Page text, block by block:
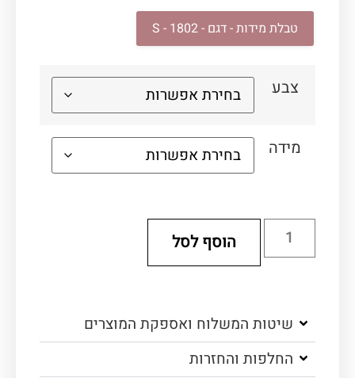
טבלת מידות - דגם - S - 1802
הוסף לסל
שיטות המשלוח ואספקת המוצרים
החלפות והחזרות